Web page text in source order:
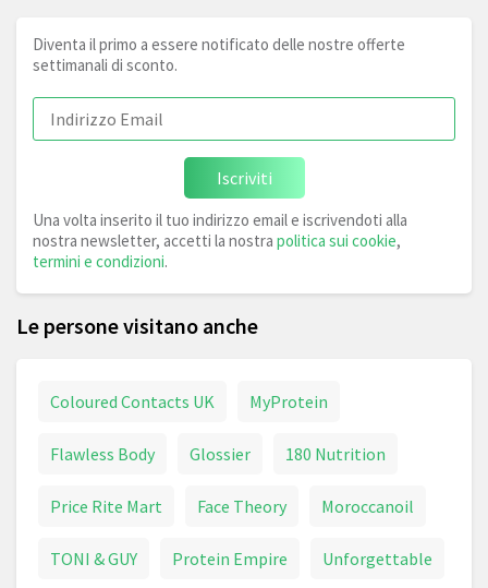
Diventa il primo a essere notificato delle nostre offerte
settimanali di sconto.
Iscriviti
Una volta inserito il tuo indirizzo email e iscrivendoti alla
nostra newsletter, accetti la nostra politica sui cookie,
termini e condizioni.
Le persone visitano anche
Coloured Contacts UK MyProtein
Flawless Body Glossier 180 Nutrition
Price Rite Mart Face Theory Moroccanoil
TONI & GUY Protein Empire Unforgettable